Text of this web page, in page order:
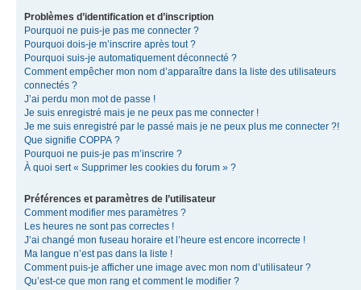
Problèmes d’identification et d’inscription
Pourquoi ne puis-je pas me connecter ?
Pourquoi dois-je m’inscrire après tout ?
Pourquoi suis-je automatiquement déconnecté ?
Comment empêcher mon nom d’apparaître dans la liste des utilisateurs
connectés ?
J’ai perdu mon mot de passe !
Je suis enregistré mais je ne peux pas me connecter !
Je me suis enregistré par le passé mais je ne peux plus me connecter ?!
Que signifie COPPA ?
Pourquoi ne puis-je pas m’inscrire ?
À quoi sert « Supprimer les cookies du forum » ?
Préférences et paramètres de l’utilisateur
Comment modifier mes paramètres ?
Les heures ne sont pas correctes !
J’ai changé mon fuseau horaire et l’heure est encore incorrecte !
Ma langue n’est pas dans la liste !
Comment puis-je afficher une image avec mon nom d’utilisateur ?
Qu’est-ce que mon rang et comment le modifier ?